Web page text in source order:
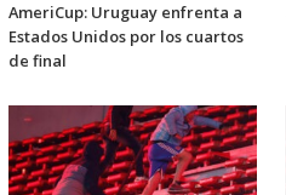
AmeriCup: Uruguay enfrenta a
Estados Unidos por los cuartos
de final